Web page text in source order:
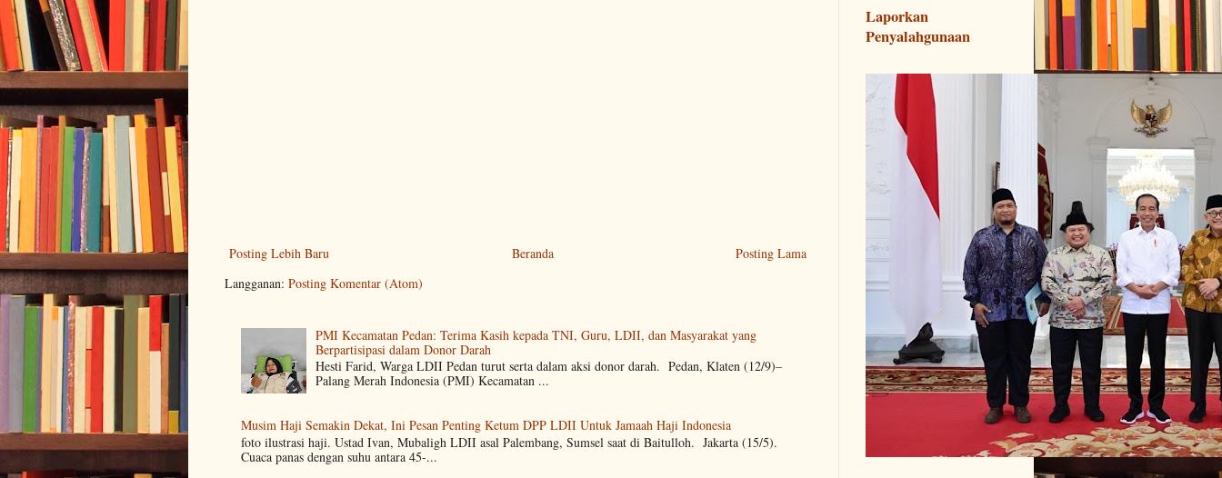
Posting Lebih Baru Posting Lama
Beranda
Langganan: Posting Komentar (Atom)
PMI Kecamatan Pedan: Terima Kasih kepada TNI, Guru, LDII, dan Masyarakat yang
Berpartisipasi dalam Donor Darah
Hesti Farid, Warga LDII Pedan turut serta dalam aksi donor darah. Pedan, Klaten (12/9)–
Palang Merah Indonesia (PMI) Kecamatan ...
Musim Haji Semakin Dekat, Ini Pesan Penting Ketum DPP LDII Untuk Jamaah Haji Indonesia
foto ilustrasi haji. Ustad Ivan, Mubaligh LDII asal Palembang, Sumsel saat di Baitulloh. Jakarta (15/5).
Cuaca panas dengan suhu antara 45-...
Laporkan
Penyalahgunaan